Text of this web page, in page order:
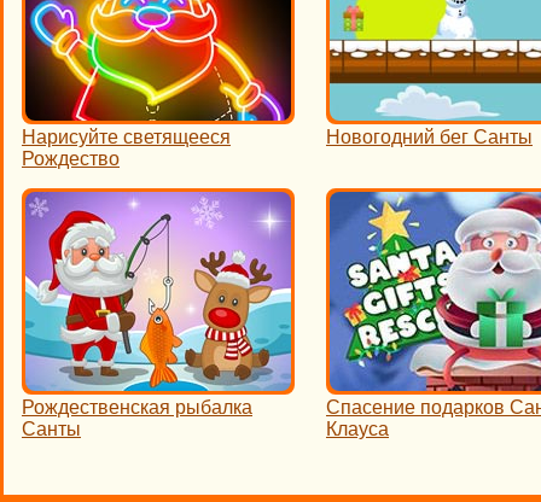
Нарисуйте светящееся
Рождество
Новогодний бег Санты
Рождественская рыбалка
Санты
Спасение подарков
Клауса